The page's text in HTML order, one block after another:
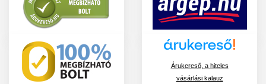
Árukereső, a hiteles
vásárlási kalauz